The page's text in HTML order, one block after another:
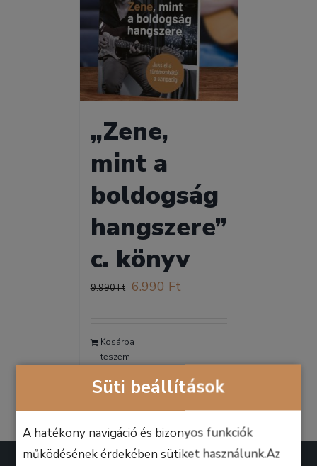
Süti beállítások
A hatékony navigáció és bizonyos funkciók
működésének érdekében sütiket használunk.Az
„Zene,
mint a
boldogság
hangszere”
c. könyv
9.990Ft Original
9.990 Ft.
6.990 FtCurrent
Kosárba
teszem